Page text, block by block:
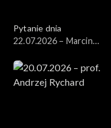
Pytanie dnia
22.07.2026 – Marcin